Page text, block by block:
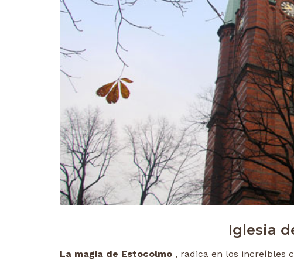
Iglesia
La magia de Estocolmo , radica en los increíbles